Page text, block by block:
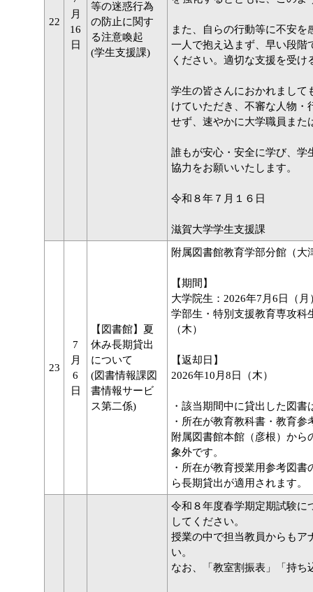
22
月
16
日
等の迷惑行為
の防止に関す
る注意喚起
(学生支援課)
また、自らの行動等に不安
一人で抱え込まず、早い段階
ください。適切な支援を受
学生の皆さんにおかれまして
けていただき、不審な人物・
せず、速やかに大学職員また
誰もが安心・安全に学び、学
協力をお願いいたします。
令和８年７月１６日
滋賀大学学生支援課
23
7
月
6
日
【図書館】夏
休み長期貸出
について
(図書情報課図
書情報サービ
ス第二係)
附属図書館教育学部分館（
【期間】
大学院生：2026年7月6日（
学部生・特別支援教育専攻科
（木）
【返却日】
2026年10月8日（木）
・該当期間中に貸出した図
・所在が教育教科書・教育
附属図書館本館（彦根）か
象外です。
・所在が教育授業用参考図
ら長期貸出が適用されます。
令和８年度春学期定期試験に
してください。
授業の中で担当教員からもア
い。
なお、「教室割振表」「持ち